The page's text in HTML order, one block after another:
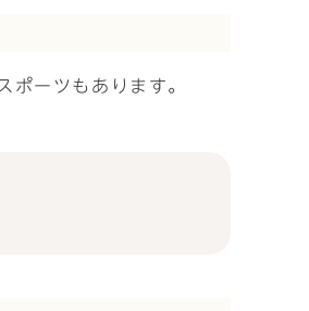
ポーツもあります。